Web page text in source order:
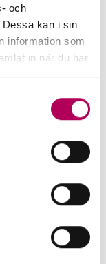
och
kan i sin
information som
in när du har
banker
passar